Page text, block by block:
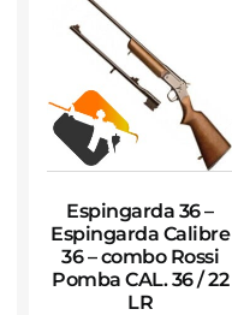
Espingarda 36 –
Espingarda Calibre
36 – combo Rossi
Pomba CAL. 36 / 22
LR